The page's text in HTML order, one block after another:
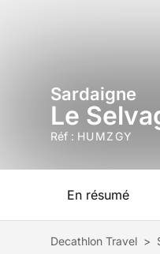
Sardaigne
Le
Réf : HUMZGY
En résumé
Decathlon Travel >